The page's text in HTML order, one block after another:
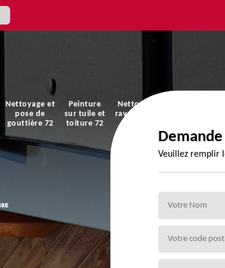
Nettoyage et
pose de
gouttière 72
Peinture
sur tuile et
toiture 72
Nettoyage et
ravalement de
Veuillez remplir